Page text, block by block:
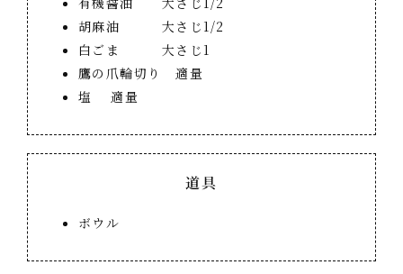
胡麻油 大さじ1/2
白ごま 大さじ1
鷹の爪輪切り 適量
塩 適量
道具
ボウル